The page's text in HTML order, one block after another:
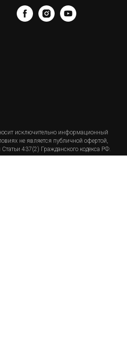
исключительно информационный
не является публичной офертой,
437(2) Гражданского кодекса РФ.